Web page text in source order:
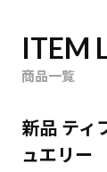
ITEM
商品一覧
新品 ティ
ュエリー